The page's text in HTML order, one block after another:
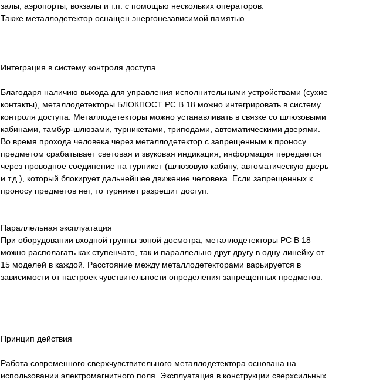
залы, аэропорты, вокзалы и т.п. с помощью нескольких операторов.
Также металлодетектор оснащен энергонезависимой памятью.
Интеграция в систему контроля доступа.
Благодаря наличию выхода для управления исполнительными устройствами (сухие
контакты), металлодетекторы БЛОКПОСТ РС В 18 можно интегрировать в систему
контроля доступа. Металлодетекторы можно устанавливать в связке со шлюзовыми
кабинами, тамбур-шлюзами, турникетами, триподами, автоматическими дверями.
Во время прохода человека через металлодетектор с запрещенным к проносу
предметом срабатывает световая и звуковая индикация, информация передается
через проводное соединение на турникет (шлюзовую кабину, автоматическую дверь
и т.д.), который блокирует дальнейшее движение человека. Если запрещенных к
проносу предметов нет, то турникет разрешит доступ.
Параллельная эксплуатация
При оборудовании входной группы зоной досмотра, металлодетекторы РС В 18
можно располагать как ступенчато, так и параллельно друг другу в одну линейку от
15 моделей в каждой. Расстояние между металлодетекторами варьируется в
зависимости от настроек чувствительности определения запрещенных предметов.
Принцип действия
Работа современного сверхчувствительного металлодетектора основана на
использовании электромагнитного поля. Эксплуатация в конструкции сверхсильных